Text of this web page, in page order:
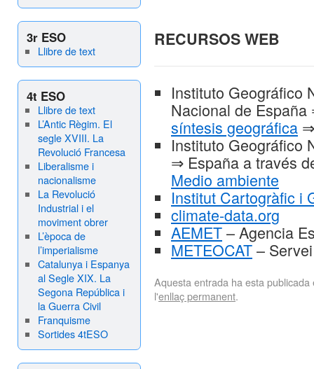
3r ESO
Llibre de text
4t ESO
Llibre de text
L’Antic Règim. El
segle XVIII. La
Revolució Francesa
Liberalisme i
nacionalisme
La Revolució
Industrial i el
moviment obrer
L’època de
l’imperialisme
Catalunya i Espanya
al Segle XIX. La
Segona República i
la Guerra Civil
Franquisme
Sortides 4tESO
RECURSOS WEB
Instituto
Nacional de
síntesis geográfica
Instituto Geográfico
⇒ España a través
Medio ambiente
Institut Cartogràfic i
climate-data.org
AEMET– Agencia
METEOCAT–
Aquesta entrada ha esta
l'enllaç permanent.